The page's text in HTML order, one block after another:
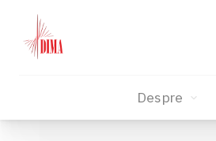
Despre